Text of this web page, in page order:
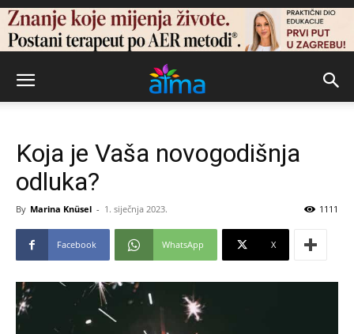
Koja je Vaša novogodišnja
odluka?
By Marina Knüsel - 1. siječnja 2023. 1111
Facebook WhatsApp X